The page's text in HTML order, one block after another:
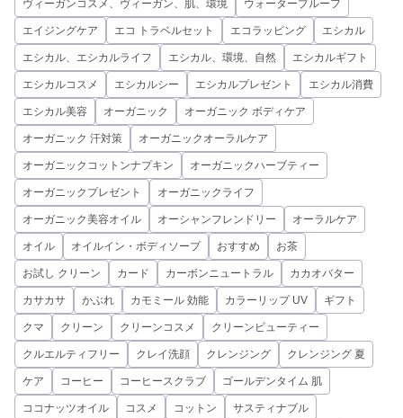
ヴィーガンコスメ、ヴィーガン、肌、環境 ウォータープルーフ
エイジングケア エコ トラベルセット エコラッピング エシカル
エシカル、エシカルライフ エシカル、環境、自然 エシカルギフト
エシカルコスメ エシカルシー エシカルプレゼント エシカル消費
エシカル美容 オーガニック オーガニック ボディケア
オーガニック 汗対策 オーガニックオーラルケア
オーガニックコットンナプキン オーガニックハーブティー
オーガニックプレゼント オーガニックライフ
オーガニック美容オイル オーシャンフレンドリー オーラルケア
オイル オイルイン・ボディソープ おすすめ お茶
お試し クリーン カード カーボンニュートラル カカオバター
カサカサ かぶれ カモミール 効能 カラーリップ UV ギフト
クマ クリーン クリーンコスメ クリーンビューティー
クルエルティフリー クレイ洗顔 クレンジング クレンジング 夏
ケア コーヒー コーヒースクラブ ゴールデンタイム 肌
ココナッツオイル コスメ コットン サスティナブル